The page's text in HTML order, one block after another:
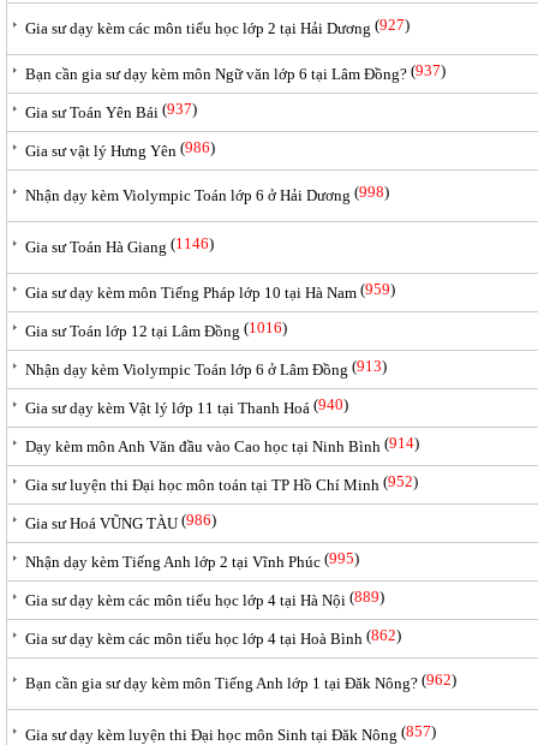
Gia sư dạy kèm các môn tiểu học lớp 2 tại Hải Dương (927)
Bạn cần gia sư dạy kèm môn Ngữ văn lớp 6 tại Lâm Đồng? (937)
Gia sư Toán Yên Bái (937)
Gia sư vật lý Hưng Yên (986)
Nhận dạy kèm Violympic Toán lớp 6 ở Hải Dương (998)
Gia sư Toán Hà Giang (1146)
Gia sư dạy kèm môn Tiếng Pháp lớp 10 tại Hà Nam (959)
Gia sư Toán lớp 12 tại Lâm Đồng (1016)
Nhận dạy kèm Violympic Toán lớp 6 ở Lâm Đồng (913)
Gia sư dạy kèm Vật lý lớp 11 tại Thanh Hoá (940)
Dạy kèm môn Anh Văn đầu vào Cao học tại Ninh Bình (914)
Gia sư luyện thi Đại học môn toán tại TP Hồ Chí Minh (952)
Gia sư Hoá VŨNG TÀU (986)
Nhận dạy kèm Tiếng Anh lớp 2 tại Vĩnh Phúc (995)
Gia sư dạy kèm các môn tiểu học lớp 4 tại Hà Nội (889)
Gia sư dạy kèm các môn tiểu học lớp 4 tại Hoà Bình (862)
Bạn cần gia sư dạy kèm môn Tiếng Anh lớp 1 tại Đăk Nông? (962)
Gia sư dạy kèm luyện thi Đại học môn Sinh tại Đăk Nông (857)